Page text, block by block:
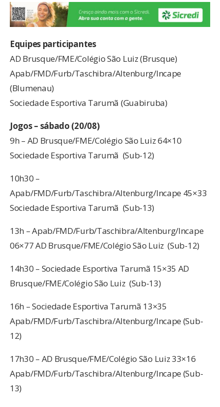
Equipes participantes
AD Brusque/FME/Colégio São Luiz (Brusque)
Apab/FMD/Furb/Taschibra/Altenburg/Incape
(Blumenau)
Sociedade Esportiva Tarumã (Guabiruba)
Jogos – sábado (20/08)
9h – AD Brusque/FME/Colégio São Luiz 64×10
Sociedade Esportiva Tarumã (Sub-12)
10h30 –
Apab/FMD/Furb/Taschibra/Altenburg/Incape 45×33
Sociedade Esportiva Tarumã (Sub-13)
13h – Apab/FMD/Furb/Taschibra/Altenburg/Incape
06×77 AD Brusque/FME/Colégio São Luiz (Sub-12)
14h30 – Sociedade Esportiva Tarumã 15×35 AD
Brusque/FME/Colégio São Luiz (Sub-13)
16h – Sociedade Esportiva Tarumã 13×35
Apab/FMD/Furb/Taschibra/Altenburg/Incape (Sub-
12)
17h30 – AD Brusque/FME/Colégio São Luiz 33×16
Apab/FMD/Furb/Taschibra/Altenburg/Incape (Sub-
13)